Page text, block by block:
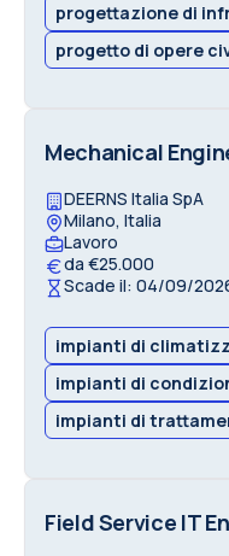
progettazione di
progetto di opere
Mechanical
DEERNS Italia SpA
Milano, Italia
Lavoro
da €25.000
Scade il: 04/09/
impianti di
impianti di
impianti di
Field Service IT